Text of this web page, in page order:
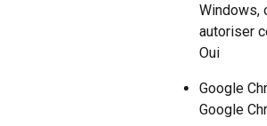
Windows,
autoriser
Oui
Google
Google